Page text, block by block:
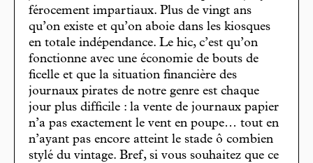
férocement impartiaux. Plus de vingt ans
qu’on existe et qu’on aboie dans les kiosques
en totale indépendance. Le hic, c’est qu’on
fonctionne avec une économie de bouts de
ficelle et que la situation financière des
journaux pirates de notre genre est chaque
jour plus difficile : la vente de journaux papier
n’a pas exactement le vent en poupe… tout en
n’ayant pas encore atteint le stade ô combien
stylé du vintage. Bref, si vous souhaitez que ce